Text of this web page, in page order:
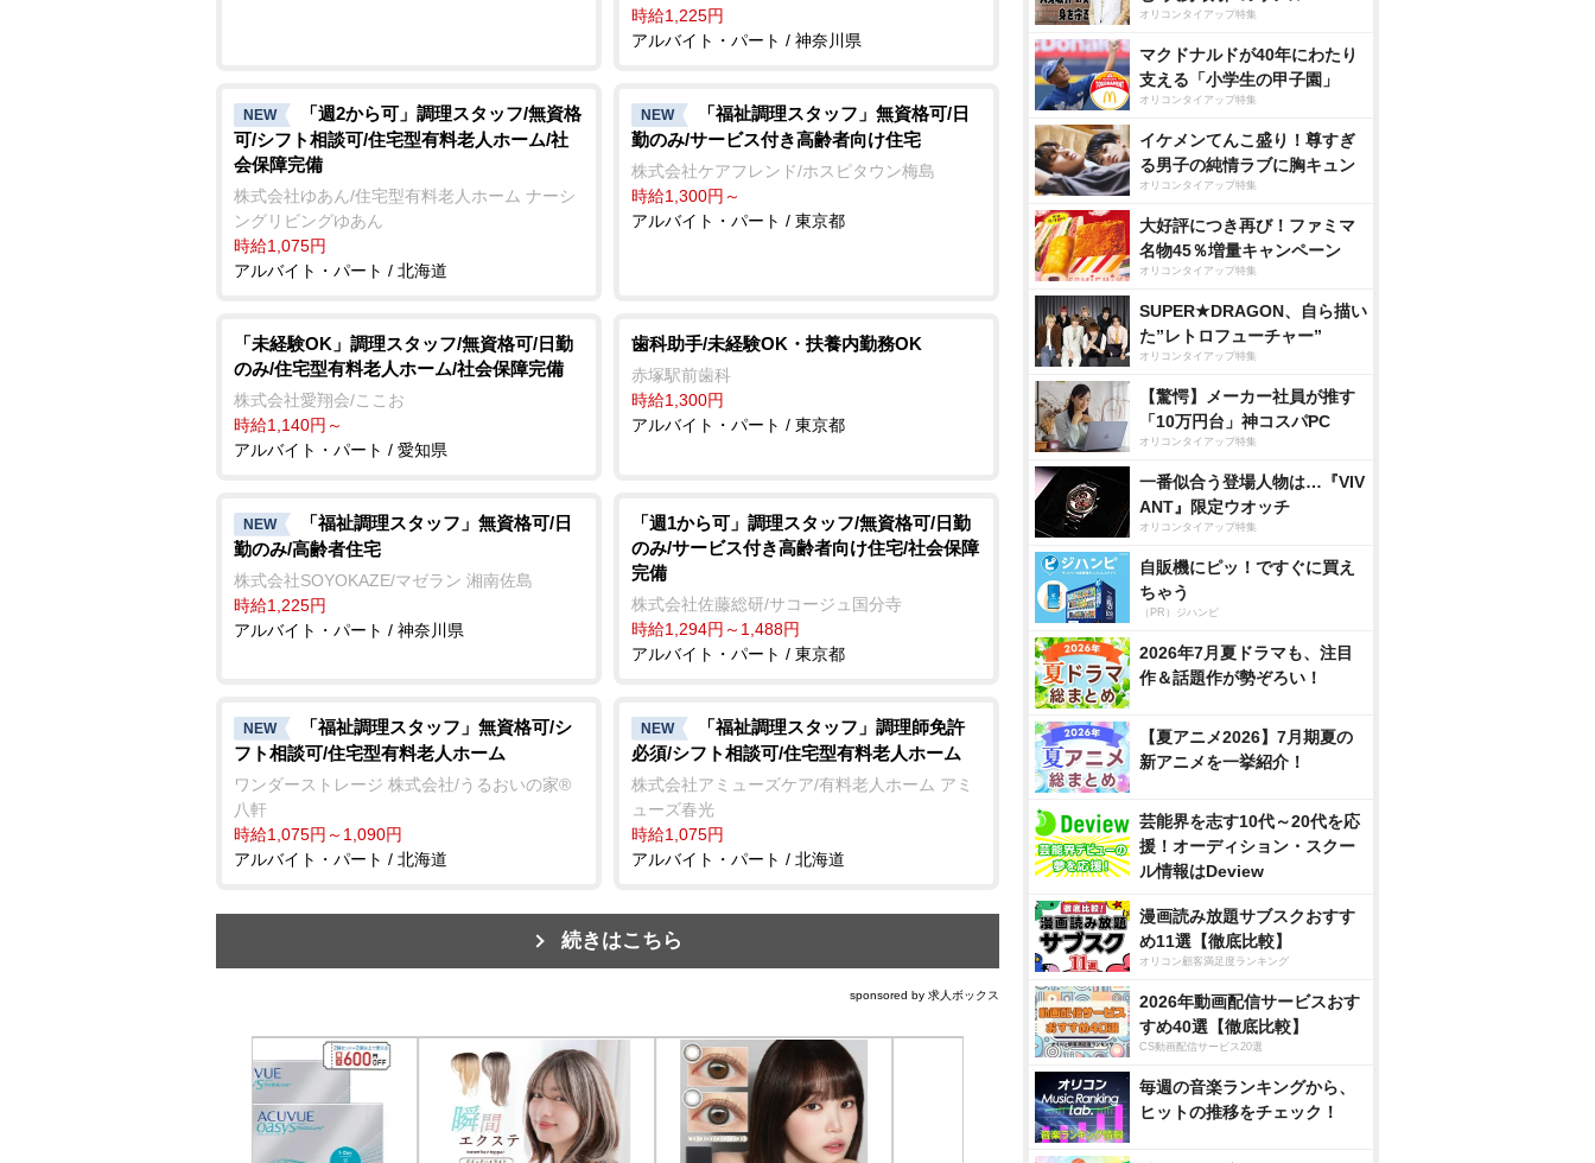
時給1,225円
アルバイト・パート / 神奈川県
NEW
「週2から可」調理スタッフ/無資格
可/シフト相談可/住宅型有料老人ホーム/社
会保障完備
株式会社ゆあん/住宅型有料老人ホーム ナーシ
ングリビングゆあん
時給1,075円
アルバイト・パート / 北海道
NEW
「福祉調理スタッフ」無資格可/日
勤のみ/サービス付き高齢者向け住宅
株式会社ケアフレンド/ホスピタウン梅島
時給1,300円～
アルバイト・パート / 東京都
「未経験OK」調理スタッフ/無資格可/日勤
のみ/住宅型有料老人ホーム/社会保障完備
株式会社愛翔会/ここお
時給1,140円～
アルバイト・パート / 愛知県
歯科助手/未経験OK・扶養内勤務OK
赤塚駅前歯科
時給1,300円
アルバイト・パート / 東京都
NEW
「福祉調理スタッフ」無資格可/日
勤のみ/高齢者住宅
株式会社SOYOKAZE/マゼラン 湘南佐島
時給1,225円
アルバイト・パート / 神奈川県
「週1から可」調理スタッフ/無資格可/日勤
のみ/サービス付き高齢者向け住宅/社会保障
完備
株式会社佐藤総研/サコージュ国分寺
時給1,294円～1,488円
アルバイト・パート / 東京都
NEW
「福祉調理スタッフ」無資格可/シ
フト相談可/住宅型有料老人ホーム
ワンダーストレージ 株式会社/うるおいの家®
八軒
時給1,075円～1,090円
アルバイト・パート / 北海道
NEW
「福祉調理スタッフ」調理師免許
必須/シフト相談可/住宅型有料老人ホーム
株式会社アミューズケア/有料老人ホーム アミ
ューズ春光
時給1,075円
アルバイト・パート / 北海道
続きはこちら
sponsored by 求人ボックス
オリコンタイアップ特集
マクドナルドが40年にわたり
支える「小学生の甲子園」
オリコンタイアップ特集
イケメンてんこ盛り！尊すぎ
る男子の純情ラブに胸キュン
オリコンタイアップ特集
大好評につき再び！ファミマ
名物45％増量キャンペーン
オリコンタイアップ特集
SUPER★DRAGON、自ら描い
た”レトロフューチャー”
オリコンタイアップ特集
【驚愕】メーカー社員が推す
「10万円台」神コスパPC
オリコンタイアップ特集
一番似合う登場人物は…『VIV
ANT』限定ウオッチ
オリコンタイアップ特集
自販機にピッ！ですぐに買え
ちゃう
（PR）ジハンピ
2026年7月夏ドラマも、注目
作＆話題作が勢ぞろい！
【夏アニメ2026】7月期夏の
新アニメを一挙紹介！
芸能界を志す10代～20代を応
援！オーディション・スクー
ル情報はDeview
漫画読み放題サブスクおすす
め11選【徹底比較】
オリコン顧客満足度ランキング
2026年動画配信サービスおす
すめ40選【徹底比較】
CS動画配信サービス20選
毎週の音楽ランキングから、
ヒットの推移をチェック！